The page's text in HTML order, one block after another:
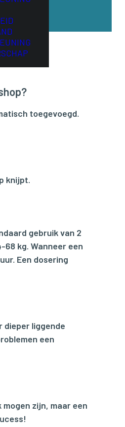
toegevoegd.
knijpt.
gebruik van 2
kg. Wanneer een
Een dosering
dieper liggende
een
zijn, maar een